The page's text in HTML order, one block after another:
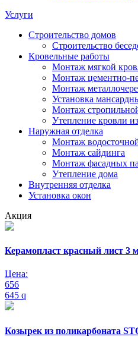
Услуги
Строительство домов
Строительство
Кровельные работы
Монтаж мягкой
Монтаж цементно-
Монтаж
Установка
Монтаж
Утепление кровли
Наружная отделка
Монтаж
Монтаж сайдинга
Монтаж фасадных
Утепление дома
Внутренняя отделка
Установка окон
Акция
Керамопласт красный лист 3
Цена:
656
645 q
Козырек из поликарбоната